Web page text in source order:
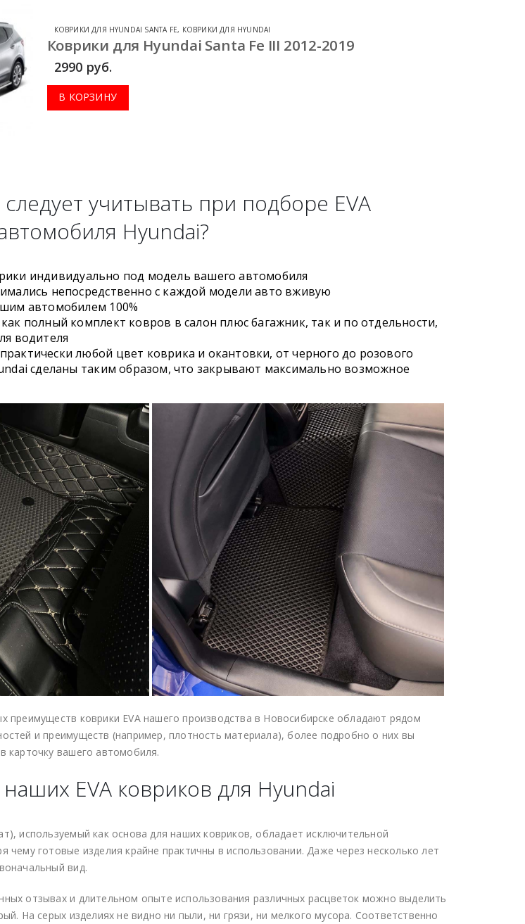
КОВРИКИ ДЛЯ HYUNDAI SANTA FE, КОВРИКИ ДЛЯ HYUNDAI
Коврики для Hyundai Santa Fe III 2012-2019
2990 руб.
В КОРЗИНУ
учитывать при подборе EVA
Hyundai?
индивидуально под модель вашего автомобиля
непосредственно с каждой модели авто вживую
автомобилем 100%
полный комплект ковров в салон плюс багажник, так и по отдельности,
водителя
любой цвет коврика и окантовки, от черного до розового
сделаны таким образом, что закрывают максимально возможное
преимуществ коврики EVA нашего производства в Новосибирске обладают рядом
и преимуществ (например, плотность материала), более подробно о них вы
карточку вашего автомобиля.
EVA ковриков для Hyundai
используемый как основа для наших ковриков, обладает исключительной
чему готовые изделия крайне практичны в использовании. Даже через несколько лет
вид.
отзывах и длительном опыте использования различных расцветок можно выделить
На серых изделиях не видно ни пыли, ни грязи, ни мелкого мусора. Соответственно